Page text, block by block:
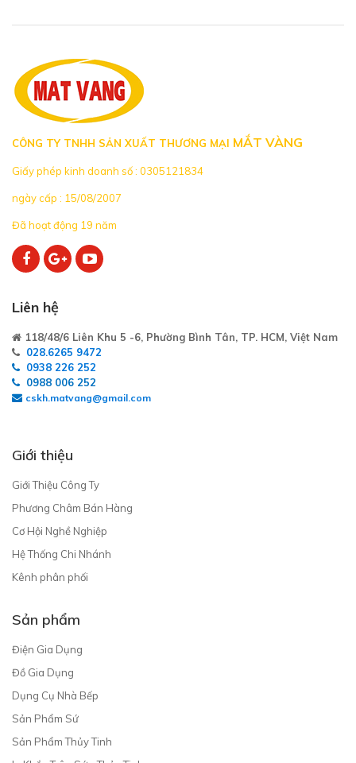
CÔNG TY TNHH SẢN XUẤT THƯƠNG MẠI MẮT VÀNG
Giấy phép kinh doanh số : 0305121834
ngày cấp : 15/08/2007
Đã hoạt động 19 năm
Liên hệ
118/48/6 Liên Khu 5 -6, Phường Bình Tân, TP. HCM, Việt Nam
028.6265 9472
0938 226 252
0988 006 252
cskh.matvang@gmail.com
Giới thiệu
Giới Thiệu Công Ty
Phương Châm Bán Hàng
Cơ Hội Nghề Nghiệp
Hệ Thống Chi Nhánh
Kênh phân phối
Sản phẩm
Điện Gia Dụng
Đồ Gia Dụng
Dụng Cụ Nhà Bếp
Sản Phẩm Sứ
Sản Phẩm Thủy Tinh